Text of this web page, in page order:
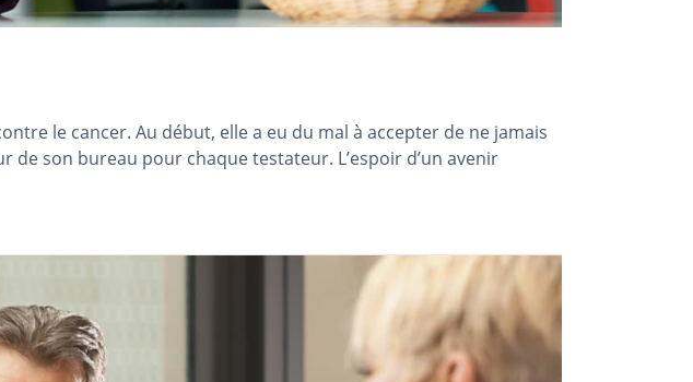
le cancer. Au début, elle a eu du mal à accepter de ne jamais
son bureau pour chaque testateur. L’espoir d’un avenir